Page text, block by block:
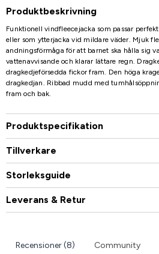
Produktbeskrivning
Funktionell vindfleecejacka som passar
eller som ytterjacka vid mildare väder. Mjuk
andningsförmåga för att barnet ska hålla sig
vattenavvisande och klarar lättare regn.
dragkedjeförsedda fickor fram. Den höga
dragkedjan. Ribbad mudd med
fram och bak.
Produktspecifikation
Tillverkare
Storleksguide
Leverans & Retur
Recensioner (8) Community